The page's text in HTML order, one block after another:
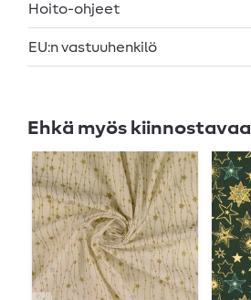
Hoito-ohjeet
EU:n vastuuhenkilö
Ehkä myös kiinnostavaa